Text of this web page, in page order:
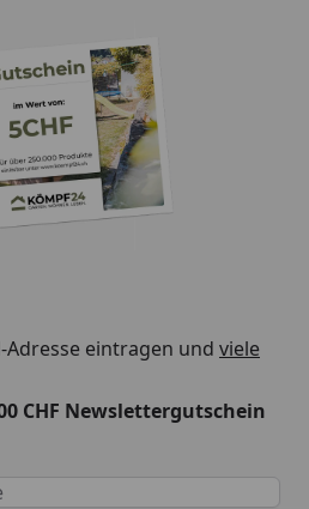
Adresse eintragen und viele
CHF Newslettergutschein